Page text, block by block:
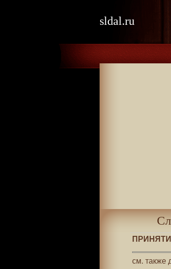
sldal.ru
см. также